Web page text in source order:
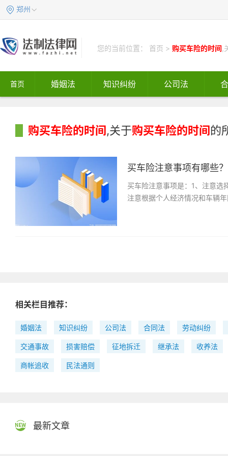
郑州
您的当前位置： 首页 > 购买车险的时间 ,
首页 婚姻法 知识纠纷 公司法
购买车险的时间,关于购买车险的时间的
买车险注意事项有哪些？
买车险注意事项是：1、注意选
注意根据个人经济情况和车辆
相关栏目推荐：
婚姻法 知识纠纷 公司法 合同法 劳动纠纷
交通事故 损害赔偿 征地拆迁 继承法 收养法
商帐追收 民法通则
最新文章